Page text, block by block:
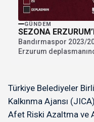
GÜNDEM
SEZONA
Bandırmaspor 2023/
Erzurum
Türkiye Belediyeler
Kalkınma Ajansı
Afet Riski Azaltma ve